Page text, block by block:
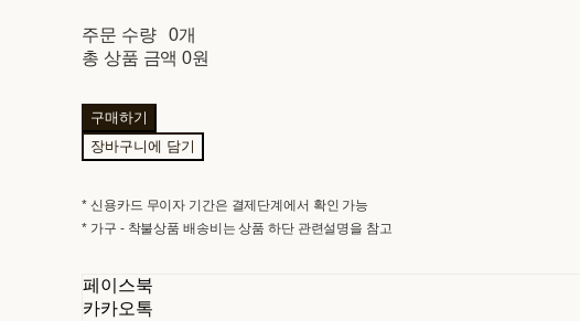
주문 수량
0개
총 상품 금액 0원
구매하기
장바구니에 담기
* 신용카드 무이자 기간은 결제단계에서 확인 가능
* 가구 - 착불상품 배송비는 상품 하단 관련설명을 참고
페이스북
카카오톡